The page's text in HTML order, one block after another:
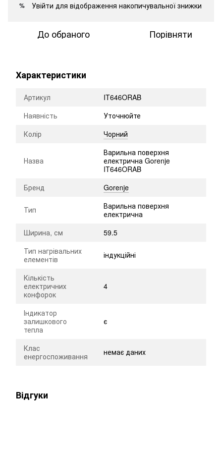
% Увійти для відображення накопичувальної знижки
До обраного Порівняти
Характеристики
Артикул
IT646ORAB
Наявність
Уточнюйте
Колір
Чорний
Назва
Варильна поверхня
електрична Gorenje
IT646ORAB
Бренд
Gorenje
Тип
Варильна поверхня
електрична
Ширина, см
59.5
Тип нагрівальних
елементів
індукційні
Кількість
електричних
конфорок
4
Індикатор
залишкового
тепла
є
Клас
енергоспоживання
немає даних
Відгуки